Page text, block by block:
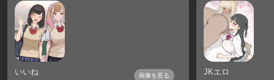
いいね 画像を見る JKエロ